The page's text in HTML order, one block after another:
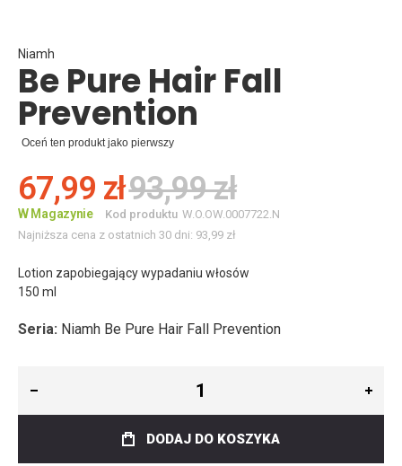
beginning
of
the
images
gallery
Niamh
Be Pure Hair Fall
Prevention
Oceń ten produkt jako pierwszy
67,99 zł93,99 zł
W Magazynie Kod produktu W.O.OW.0007722.N
Najniższa cena z ostatnich 30 dni: 93,99 zł
Lotion zapobiegający wypadaniu włosów
150 ml
Seria: Niamh Be Pure Hair Fall Prevention
DODAJ DO KOSZYKA